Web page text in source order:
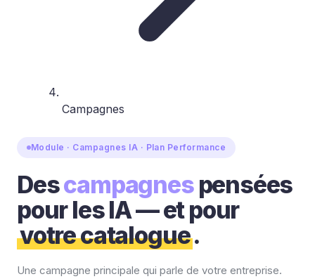
Campagnes
Module · Campagnes IA · Plan Performance
Descampagnespensées
pour les IA — et pour
votre catalogue.
Une campagne principale qui parle de votre entreprise.